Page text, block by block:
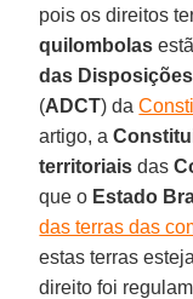
pois os direitos
quilombolas
das
(ADCT) da
artigo, a
territoriais das
que o Estado
das terras das
estas terras
direito foi